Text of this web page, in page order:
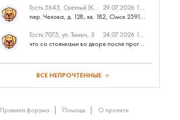
Гость 5645, Светлый (Куюки) 29.07.2026 10:31
пер. Чехова, д. 128, кв. 182, Омск 259145
Гость 7075, ул. Тыныч, 3 24.07.2026 14:01
что со стоянками во дворе после программы наш двор
ВСЕ НЕПРОЧТЕННЫЕ
Правила форума Помощь О проекте